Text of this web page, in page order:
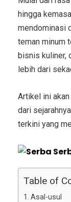
hingga
mendominasi
teman minum
bisnis kuliner,
lebih dari
Artikel ini
dari
terkini yang
Table of
Asal-usul